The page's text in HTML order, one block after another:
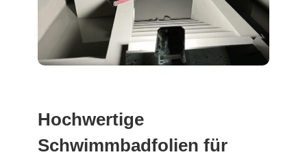
Hochwertige
Schwimmbadfolien für